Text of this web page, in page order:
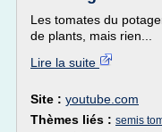
Les tomates du
de plants, mais rien...
Lire la suite
Site : youtube.com
Thèmes liés : semis